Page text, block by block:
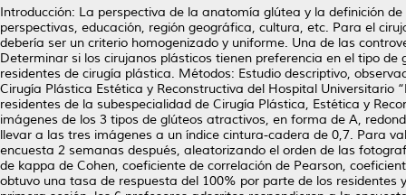
Introducción: La perspectiva de la anatomía glútea y la definición
perspectivas, educación, región geográfica, cultura, etc. Para el
debería ser un criterio homogenizado y uniforme. Una de las
Determinar si los cirujanos plásticos tienen preferencia en el tipo
residentes de cirugía plástica. Métodos: Estudio descriptivo,
Cirugía Plástica Estética y Reconstructiva del Hospital Universitario
residentes de la subespecialidad de Cirugía Plástica, Estética y
imágenes de los 3 tipos de glúteos atractivos, en forma de A,
llevar a las tres imágenes a un índice cintura-cadera de 0,7. Para
encuesta 2 semanas después, aleatorizando el orden de las
de kappa de Cohen, coeficiente de correlación de Pearson,
obtuvo una tasa de respuesta del 100% por parte de los